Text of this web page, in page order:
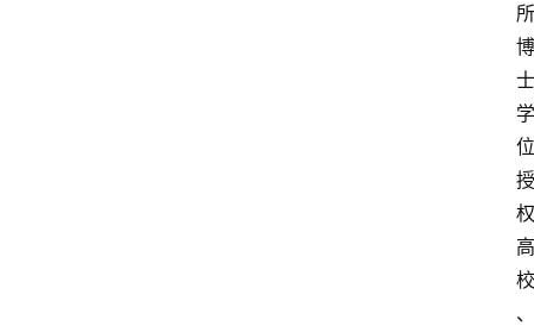
所
博
士
学
位
授
权
高
校
、